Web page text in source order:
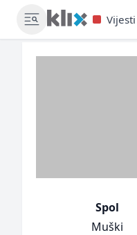
Vijesti
Spol
Muški